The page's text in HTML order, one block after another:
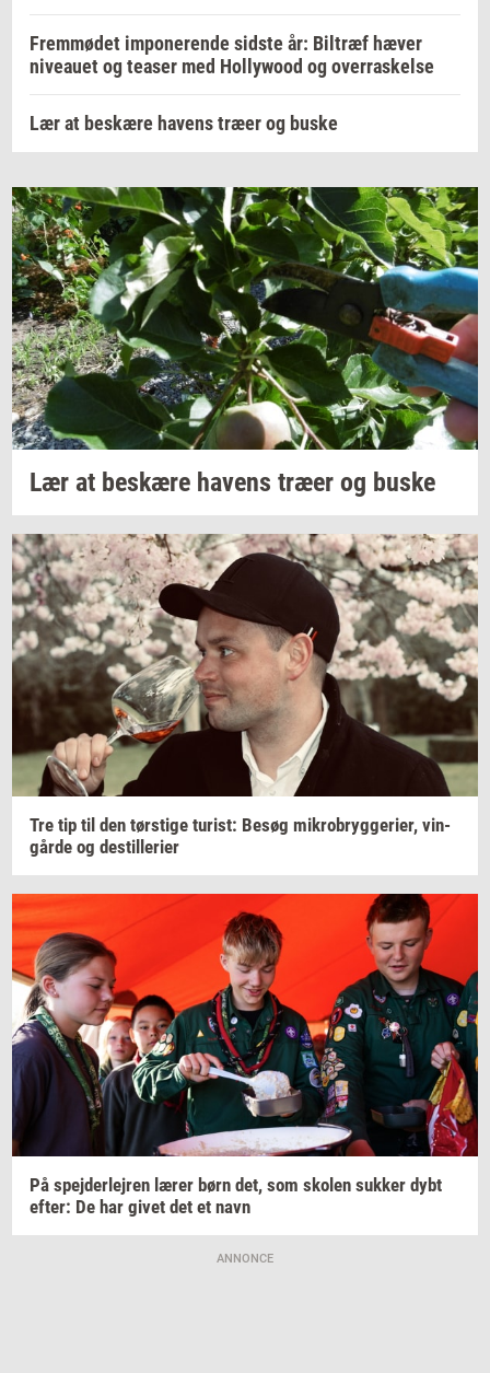
Fremmødet imponerende sidste år: Biltræf hæver
niveauet og teaser med Hollywood og overraskelse
Lær at beskære havens træer og buske
Lær at be­skæ­re ha­vens træer og buske
Tre tip til den tørsti­ge turist: Besøg mi­kro­bryg­ge­ri­er, vin­
går­de og destil­le­ri­er
På spej­der­lej­ren lærer børn det, som sko­len suk­ker dybt
efter: De har givet det et navn
ANNONCE